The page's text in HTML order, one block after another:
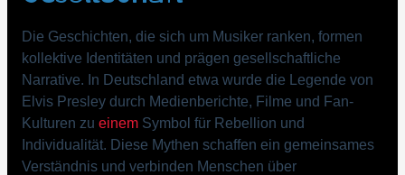
Die Geschichten, die sich um Musiker ranken, formen
kollektive Identitäten und prägen gesellschaftliche
Narrative. In Deutschland etwa wurde die Legende von
Elvis Presley durch Medienberichte, Filme und Fan-
Kulturen zu einemSymbol für Rebellion und
Individualität. Diese Mythen schaffen ein gemeinsames
Verständnis und verbinden Menschen über